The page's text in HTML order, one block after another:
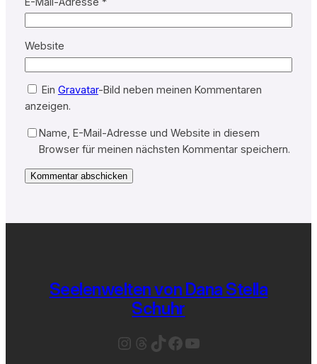
Website
Ein Gravatar-Bild neben meinen Kommentaren
anzeigen.
Name, E-Mail-Adresse und Website in diesem
Browser für meinen nächsten Kommentar speichern.
Seelenwelten von Dana Stella
Schuhr
Instagram
Threads
TikTok
Facebook
YouTube